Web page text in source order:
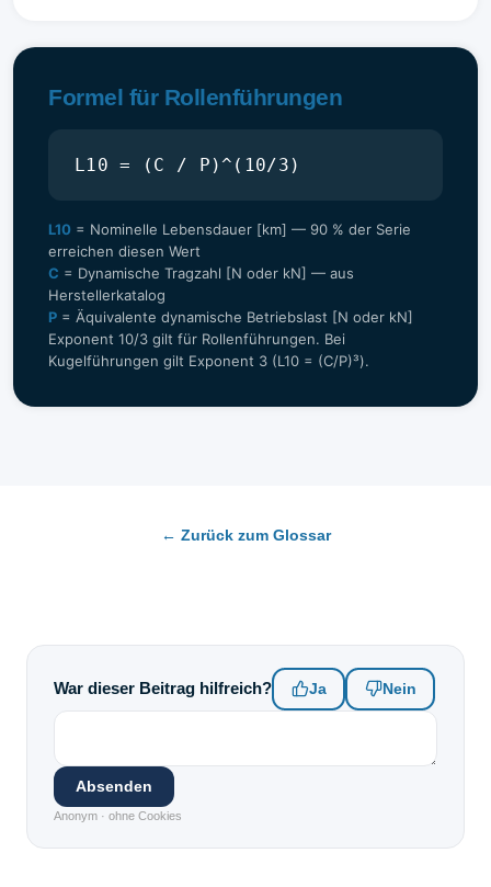
Formel für Rollenführungen
L10 = (C / P)^(10/3)
L10 = Nominelle Lebensdauer [km] — 90 % der Serie
erreichen diesen Wert
C = Dynamische Tragzahl [N oder kN] — aus
Herstellerkatalog
P = Äquivalente dynamische Betriebslast [N oder kN]
Exponent 10/3 gilt für Rollenführungen. Bei
Kugelführungen gilt Exponent 3 (L10 = (C/P)³).
← Zurück zum Glossar
War dieser Beitrag hilfreich? Ja Nein
Absenden
Anonym · ohne Cookies